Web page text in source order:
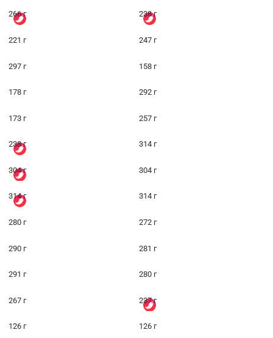
266 г 238 г
221 г 247 г
297 г 158 г
178 г 292 г
173 г 257 г
238 г 314 г
304 г 304 г
314 г 314 г
280 г 272 г
290 г 281 г
291 г 280 г
267 г 237 г
126 г 126 г